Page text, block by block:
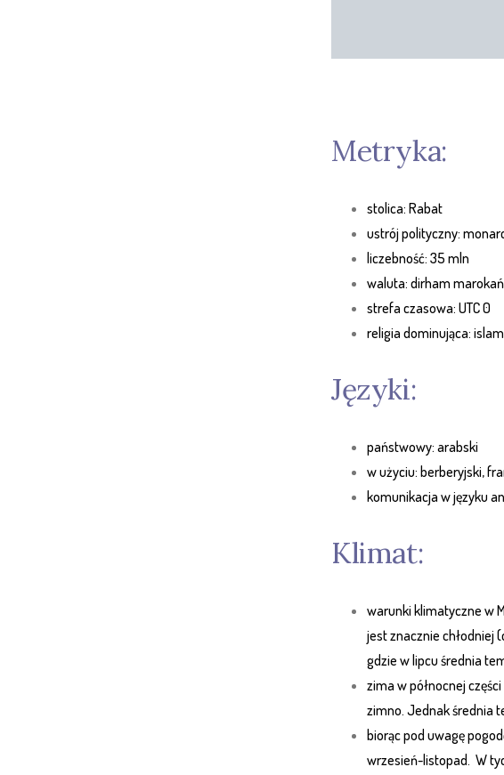
Metryka:
stolica: Rabat
ustrój polityczny:
liczebność: 35 mln
waluta: dirham
strefa czasowa: UTC 0
religia dominująca:
Języki:
państwowy: arabski
w użyciu: berberyjski,
komunikacja w języku
Klimat:
warunki klimatyczne w
jest znacznie chłodniej
gdzie w lipcu średnia
zima w północnej
zimno. Jednak średnia
biorąc pod uwagę
wrzesień-listopad. W